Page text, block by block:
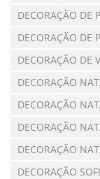
DECORAÇÃO DE
DECORAÇÃO DE
DECORAÇÃO DE
DECORAÇÃO
DECORAÇÃO
DECORAÇÃO
DECORAÇÃO
DECORAÇÃO